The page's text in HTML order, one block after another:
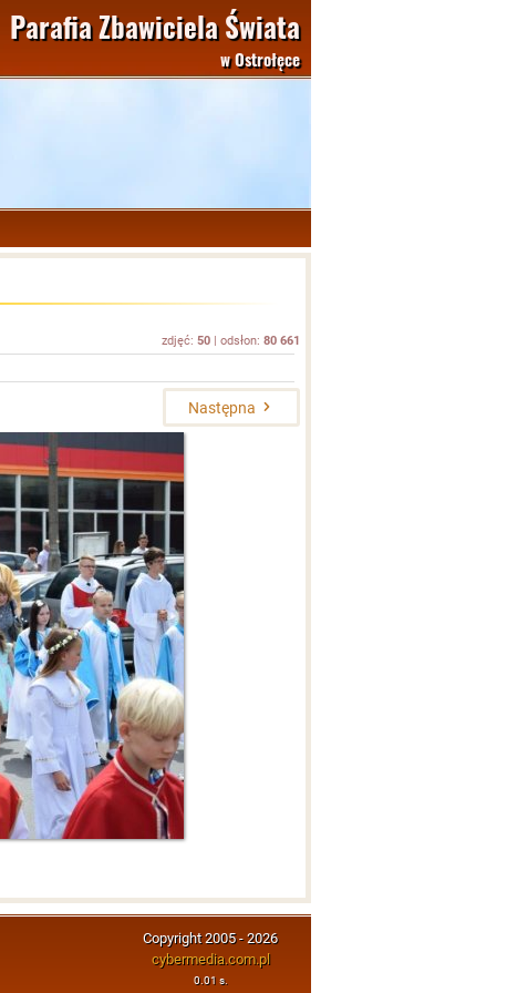
Parafia Zbawiciela Świata
w Ostrołęce
zdjęć: 50 | odsłon: 80 661
Następna
Copyright 2005 - 2026
cybermedia.com.pl
0.01 s.